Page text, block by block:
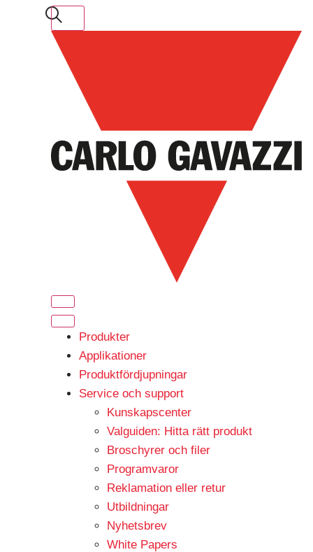
Produkter
Applikationer
Produktfördjupningar
Service och support
Kunskapscenter
Valguiden: Hitta rätt produkt
Broschyrer och filer
Programvaror
Reklamation eller retur
Utbildningar
Nyhetsbrev
White Papers